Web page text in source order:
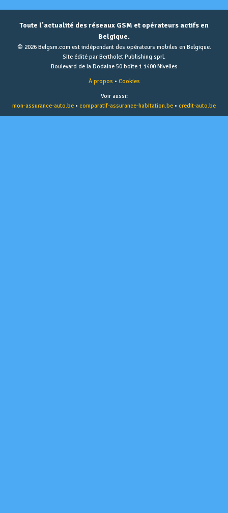
Toute l'actualité des réseaux GSM et opérateurs actifs en
Belgique.
© 2026 Belgsm.com est indépendant des opérateurs mobiles en Belgique.
Site édité par Bertholet Publishing sprl.
Boulevard de la Dodaine 50 boîte 1 1400 Nivelles
À propos • Cookies
Voir aussi:
mon-assurance-auto.be • comparatif-assurance-habitation.be • credit-auto.be